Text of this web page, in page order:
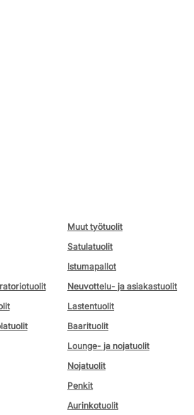
Muut työtuolit
Satulatuolit
Istumapallot
Neuvottelu- ja asiakastuolit
Lastentuolit
Baarituolit
Lounge- ja nojatuolit
Nojatuolit
Penkit
Aurinkotuolit